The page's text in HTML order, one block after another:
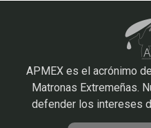
APMEX es el acrónimo
Matronas Extremeñas.
defender los intereses